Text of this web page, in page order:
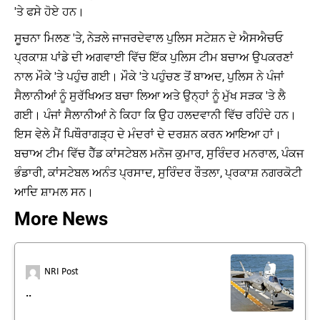
'ਤੇ ਫਸੇ ਹੋਏ ਹਨ।
ਸੂਚਨਾ ਮਿਲਣ 'ਤੇ, ਨੇੜਲੇ ਜਾਜਰਦੇਵਾਲ ਪੁਲਿਸ ਸਟੇਸ਼ਨ ਦੇ ਐਸਐਚਓ
ਪ੍ਰਕਾਸ਼ ਪਾਂਡੇ ਦੀ ਅਗਵਾਈ ਵਿੱਚ ਇੱਕ ਪੁਲਿਸ ਟੀਮ ਬਚਾਅ ਉਪਕਰਣਾਂ
ਨਾਲ ਮੌਕੇ 'ਤੇ ਪਹੁੰਚ ਗਈ। ਮੌਕੇ 'ਤੇ ਪਹੁੰਚਣ ਤੋਂ ਬਾਅਦ, ਪੁਲਿਸ ਨੇ ਪੰਜਾਂ
ਸੈਲਾਨੀਆਂ ਨੂੰ ਸੁਰੱਖਿਅਤ ਬਚਾ ਲਿਆ ਅਤੇ ਉਨ੍ਹਾਂ ਨੂੰ ਮੁੱਖ ਸੜਕ 'ਤੇ ਲੈ
ਗਈ। ਪੰਜਾਂ ਸੈਲਾਨੀਆਂ ਨੇ ਕਿਹਾ ਕਿ ਉਹ ਹਲਦਵਾਨੀ ਵਿੱਚ ਰਹਿੰਦੇ ਹਨ।
ਇਸ ਵੇਲੇ ਮੈਂ ਪਿਥੌਰਾਗੜ੍ਹ ਦੇ ਮੰਦਰਾਂ ਦੇ ਦਰਸ਼ਨ ਕਰਨ ਆਇਆ ਹਾਂ।
ਬਚਾਅ ਟੀਮ ਵਿੱਚ ਹੈੱਡ ਕਾਂਸਟੇਬਲ ਮਨੋਜ ਕੁਮਾਰ, ਸੁਰਿੰਦਰ ਮਨਰਾਲ, ਪੰਕਜ
ਭੰਡਾਰੀ, ਕਾਂਸਟੇਬਲ ਅਨੰਤ ਪ੍ਰਸਾਦ, ਸੁਰਿੰਦਰ ਰੌਤਲਾ, ਪ੍ਰਕਾਸ਼ ਨਗਰਕੋਟੀ
ਆਦਿ ਸ਼ਾਮਲ ਸਨ।
More News
NRI Post
..